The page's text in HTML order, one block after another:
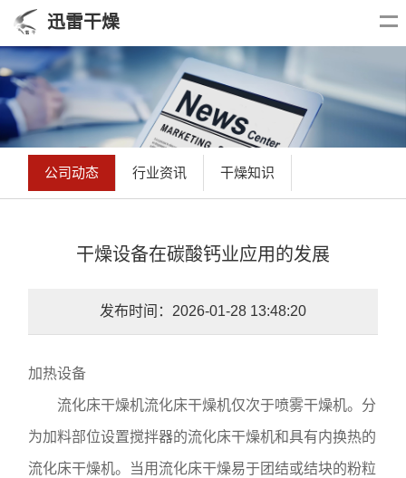
迅雷干燥
公司动态 行业资讯 干燥知识
干燥设备在碳酸钙业应用的发展
发布时间：2026-01-28 13:48:20
加热设备
流化床干燥机流化床干燥机仅次于喷雾干燥机。分
为加料部位设置搅拌器的流化床干燥机和具有内换热的
流化床干燥机。当用流化床干燥易于团结或结块的粉粒